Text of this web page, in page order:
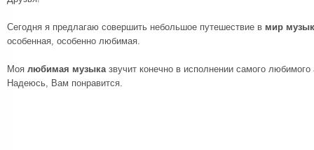
Сегодня я предлагаю совершить небольшое путешествие в мир
особенная, особенно любимая.
Моя любимая музыказвучит конечно в исполнении самого любимого
Надеюсь, Вам понравится.